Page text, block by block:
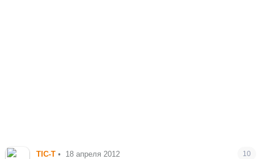
TIC-T • 18 апреля 2012 10